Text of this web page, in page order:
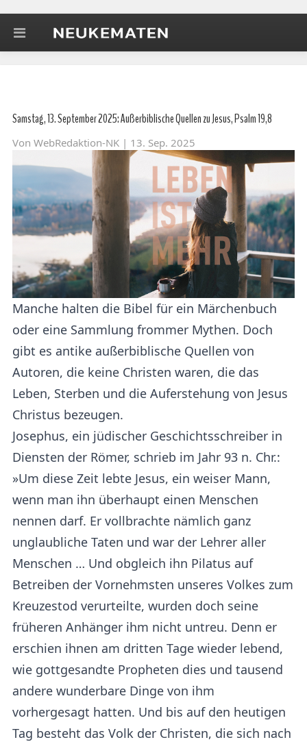
Samstag, 13. September 2025: Außerbiblische Quellen zu Jesus, Psalm 19,8
Von WebRedaktion-NK | 13. Sep. 2025
Manche halten die Bibel für ein Märchenbuch
oder eine Sammlung frommer Mythen. Doch
gibt es antike außerbiblische Quellen von
Autoren, die keine Christen waren, die das
Leben, Sterben und die Auferstehung von Jesus
Christus bezeugen.
Josephus, ein jüdischer Geschichtsschreiber in
Diensten der Römer, schrieb im Jahr 93 n. Chr.:
»Um diese Zeit lebte Jesus, ein weiser Mann,
wenn man ihn überhaupt einen Menschen
nennen darf. Er vollbrachte nämlich ganz
unglaubliche Taten und war der Lehrer aller
Menschen … Und obgleich ihn Pilatus auf
Betreiben der Vornehmsten unseres Volkes zum
Kreuzestod verurteilte, wurden doch seine
früheren Anhänger ihm nicht untreu. Denn er
erschien ihnen am dritten Tage wieder lebend,
wie gottgesandte Propheten dies und tausend
andere wunderbare Dinge von ihm
vorhergesagt hatten. Und bis auf den heutigen
Tag besteht das Volk der Christen, die sich nach